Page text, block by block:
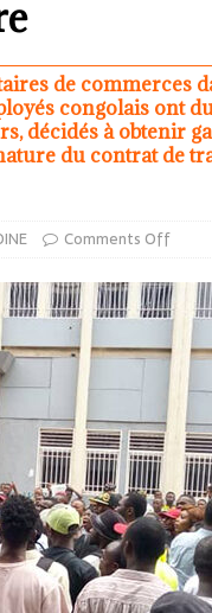
de commerces
congolais ont
décidés à obtenir
du contrat de
Comments Off